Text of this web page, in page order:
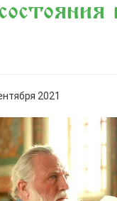
2021